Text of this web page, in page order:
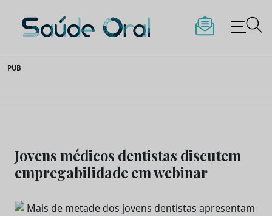
to
content
Saúde Oral
PUB
Jovens médicos dentistas discutem
empregabilidade em webinar